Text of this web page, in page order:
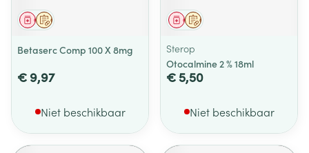
Op voorschrift
Geneesmiddel
Betaserc Comp 100 X 8mg
€ 9,97
Niet beschikbaar
Op voorschrift
Geneesmiddel
Sterop
Otocalmine 2 % 18ml
€ 5,50
Niet beschikbaar